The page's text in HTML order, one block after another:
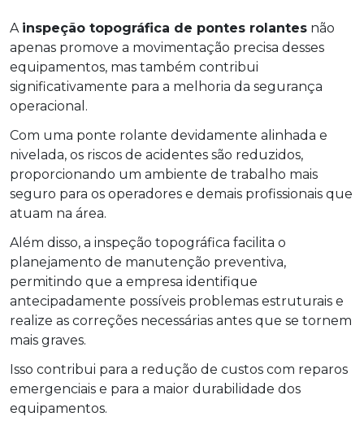
A inspeção topográfica de pontes rolantes não
apenas promove a movimentação precisa desses
equipamentos, mas também contribui
significativamente para a melhoria da segurança
operacional.
Com uma ponte rolante devidamente alinhada e
nivelada, os riscos de acidentes são reduzidos,
proporcionando um ambiente de trabalho mais
seguro para os operadores e demais profissionais que
atuam na área.
Além disso, a inspeção topográfica facilita o
planejamento de manutenção preventiva,
permitindo que a empresa identifique
antecipadamente possíveis problemas estruturais e
realize as correções necessárias antes que se tornem
mais graves.
Isso contribui para a redução de custos com reparos
emergenciais e para a maior durabilidade dos
equipamentos.